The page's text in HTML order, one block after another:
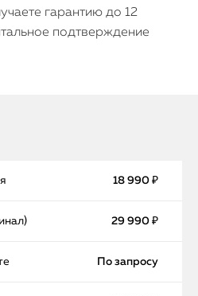
гарантию до 12
подтверждение
18 990 ₽
29 990 ₽
По запросу